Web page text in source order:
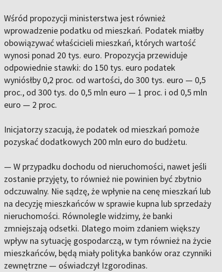
Wśród propozycji ministerstwa jest również
wprowadzenie podatku od mieszkań. Podatek miałby
obowiązywać właścicieli mieszkań, których wartość
wynosi ponad 20 tys. euro. Propozycja przewiduje
odpowiednie stawki: do 150 tys. euro podatek
wyniósłby 0,2 proc. od wartości, do 300 tys. euro — 0,5
proc., od 300 tys. do 0,5 mln euro — 1 proc. i od 0,5 mln
euro — 2 proc.
Inicjatorzy szacują, że podatek od mieszkań pomoże
pozyskać dodatkowych 200 mln euro do budżetu.
— W przypadku dochodu od nieruchomości, nawet jeśli
zostanie przyjęty, to również nie powinien być zbytnio
odczuwalny. Nie sądzę, że wpłynie na cenę mieszkań lub
na decyzję mieszkańców w sprawie kupna lub sprzedaży
nieruchomości. Równolegle widzimy, że banki
zmniejszają odsetki. Dlatego moim zdaniem większy
wpływ na sytuację gospodarczą, w tym również na życie
mieszkańców, będą miały polityka banków oraz czynniki
zewnętrzne — oświadczył Izgorodinas.